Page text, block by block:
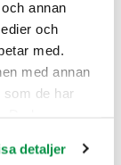
annan
och
med.
med annan
som de har
(cookies)-
detaljer
och
kunder har vi